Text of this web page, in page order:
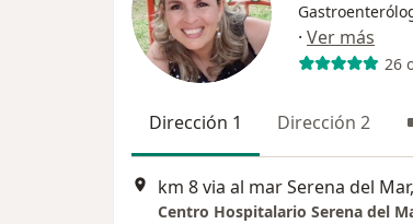
· Ver más
26
Dirección 1 Dirección 2
Centro Hospitalario Serena del